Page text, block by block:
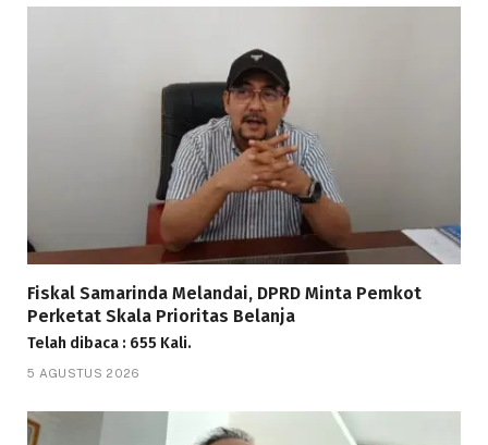
Fiskal Samarinda Melandai, DPRD Minta Pemkot
Perketat Skala Prioritas Belanja
Telah dibaca : 655 Kali.
5 AGUSTUS 2026